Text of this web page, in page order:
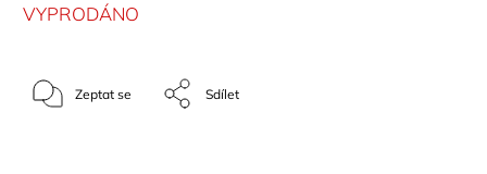
VYPRODÁNO
Zeptat se Sdílet